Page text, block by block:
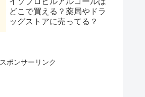
どこで買える？薬局やドラ
ッグストアに売ってる？
スポンサーリンク